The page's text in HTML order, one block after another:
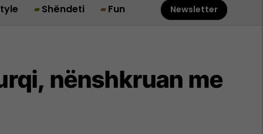
Shëndeti Fun Newsletter
nënshkruan me